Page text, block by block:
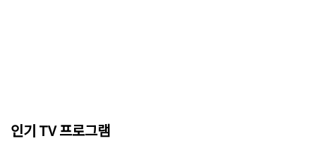
인기 TV 프로그램